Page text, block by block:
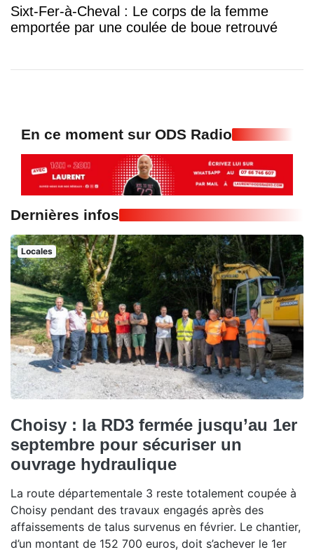
Sixt-Fer-à-Cheval : Le corps de la femme
emportée par une coulée de boue retrouvé
En ce moment sur ODS Radio
Dernières infos
Locales
Choisy : la RD3 fermée jusqu’au 1er
septembre pour sécuriser un
ouvrage hydraulique
La route départementale 3 reste totalement coupée à
Choisy pendant des travaux engagés après des
affaissements de talus survenus en février. Le chantier,
d’un montant de 152 700 euros, doit s’achever le 1er